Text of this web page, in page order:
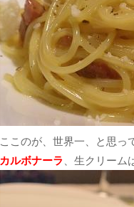
ここのが、世界一、と思っ
カルボナーラ 、生クリーム